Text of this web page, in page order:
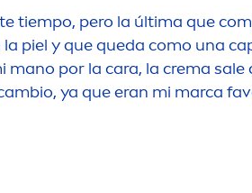
tiempo, pero la última que
piel y que queda como una
por la cara, la crema sale
ya que eran mi marca